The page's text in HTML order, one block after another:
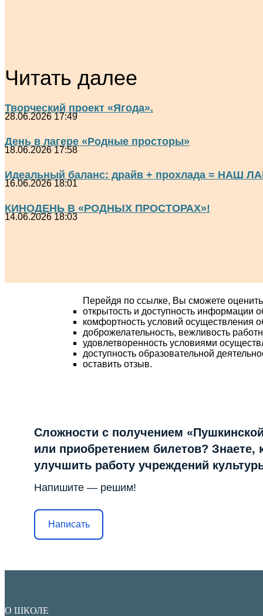
Читать далее
Творческий проект «Ягода».
28.06.2026 17:49
День в лагере «Родные просторы»
18.06.2026 17:58
Идеальный баланс: драйв + прохлада = НАШ
16.06.2026 18:01
КИНОДЕНЬ В «РОДНЫХ ПРОСТОРАХ»!
14.06.2026 18:03
Перейдя по ссылке, Вы сможете
открытость и доступность информации
комфортность условий осуществления
доброжелательность, вежливость
удовлетворенность условиями
доступность образовательной
оставить отзыв.
Сложности с получением
или приобретением билетов? Знаете,
улучшить работу учреждений
Напишите — решим!
Написать
О ШКОЛЕ